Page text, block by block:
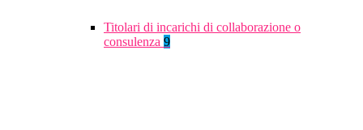
Titolari di incarichi di collaborazione o
consulenza 9